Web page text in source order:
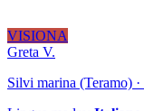
VISIONA
Greta V.
Silvi marina (Teramo)